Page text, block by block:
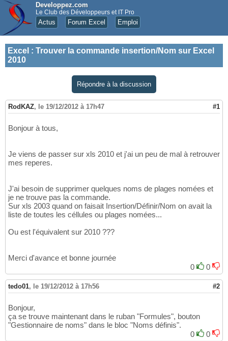
Developpez.com
Le Club des Développeurs et IT Pro
Actus Forum Excel Emploi
Excel : Trouver la commande insertion/Nom sur Excel
2010
Répondre à la discussion
RodKAZ, le 19/12/2012 à 17h47 #1
Bonjour à tous,
Je viens de passer sur xls 2010 et j'ai un peu de mal à retrouver
mes reperes.
J'ai besoin de supprimer quelques noms de plages nomées et
je ne trouve pas la commande.
Sur xls 2003 quand on faisait Insertion/Définir/Nom on avait la
liste de toutes les céllules ou plages nomées...
Ou est l'équivalent sur 2010 ???
Merci d'avance et bonne journée
0
0
tedo01, le 19/12/2012 à 17h56 #2
Bonjour,
ça se trouve maintenant dans le ruban "Formules", bouton
"Gestionnaire de noms" dans le bloc "Noms définis".
0
0